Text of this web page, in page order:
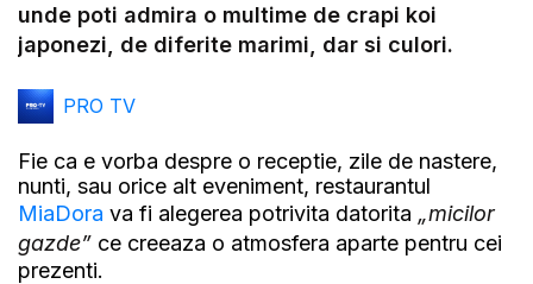
unde poti admira o multime de crapi koi
japonezi, de diferite marimi, dar si culori.
PRO TV
Fie ca e vorba despre o receptie, zile de nastere,
nunti, sau orice alt eveniment, restaurantul
MiaDora va fi alegerea potrivita datorita „micilor
gazde” ce creeaza o atmosfera aparte pentru cei
prezenti.